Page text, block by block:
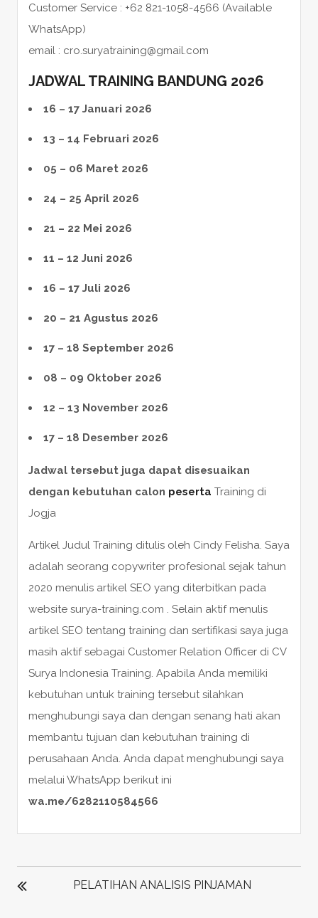
Customer Service : +62 821-1058-4566 (Available
WhatsApp)
email : cro.suryatraining@gmail.com
JADWAL TRAINING BANDUNG 2026
16 – 17 Januari 2026
13 – 14 Februari 2026
05 – 06 Maret 2026
24 – 25 April 2026
21 – 22 Mei 2026
11 – 12 Juni 2026
16 – 17 Juli 2026
20 – 21 Agustus 2026
17 – 18 September 2026
08 – 09 Oktober 2026
12 – 13 November 2026
17 – 18 Desember 2026
Jadwal tersebut juga dapat disesuaikan
dengan kebutuhan calon peserta Training di
Jogja
Artikel Judul Training ditulis oleh Cindy Felisha. Saya
adalah seorang copywriter profesional sejak tahun
2020 menulis artikel SEO yang diterbitkan pada
website surya-training.com . Selain aktif menulis
artikel SEO tentang training dan sertifikasi saya juga
masih aktif sebagai Customer Relation Officer di CV
Surya Indonesia Training. Apabila Anda memiliki
kebutuhan untuk training tersebut silahkan
menghubungi saya dan dengan senang hati akan
membantu tujuan dan kebutuhan training di
perusahaan Anda. Anda dapat menghubungi saya
melalui WhatsApp berikut ini
wa.me/6282110584566
POST
NAVIGATIONPELATIHAN ANALISIS PINJAMAN